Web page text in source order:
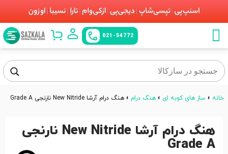
021-54772
خانه » ساز های کوبه ای » هنگ درام » هنگ درام آرشا New Nitride نارنجی Grade A
هنگ درام آرشا New Nitride نارنجی
Grade A